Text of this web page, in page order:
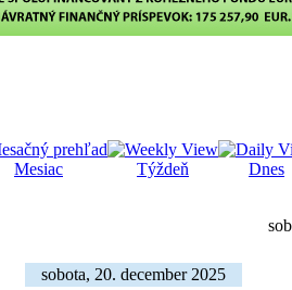
Mesiac Týždeň Dnes
sobota, 20. december 2025